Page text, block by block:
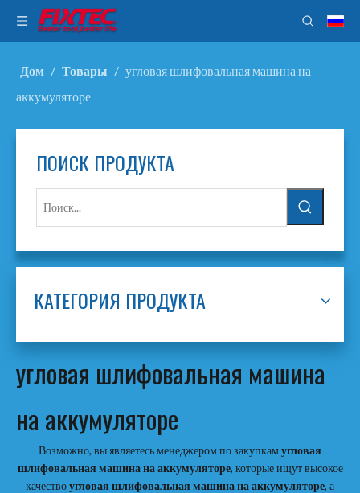
Дом / Товары / угловая шлифовальная машина на
аккумуляторе
ПОИСК ПРОДУКТА
КАТЕГОРИЯ ПРОДУКТА
угловая шлифовальная машина
на аккумуляторе
Возможно, вы являетесь менеджером по закупкамугловая
шлифовальная машина на аккумуляторе, которые ищут высокое
качествоугловая шлифовальная машина на аккумуляторе, а